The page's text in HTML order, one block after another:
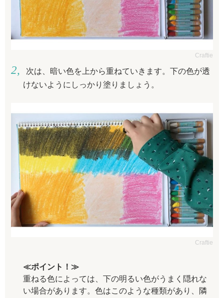
Craftie
次は、暗い色を上から重ねていきます。下の色が透
けないようにしっかり塗りましょう。
Craftie
≪ポイント！≫
重ねる色によっては、下の明るい色がうまく隠れな
い場合があります。色はこのような種類があり、隣